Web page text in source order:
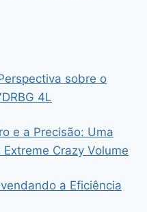
sobre o
4L
e a Precisão: Uma
Crazy Volume
a Eficiência